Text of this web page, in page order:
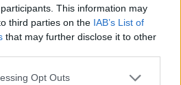
This information may
third parties on the IAB’s List of
that may further disclose it to other
app uses one or more Google
Opt Outs